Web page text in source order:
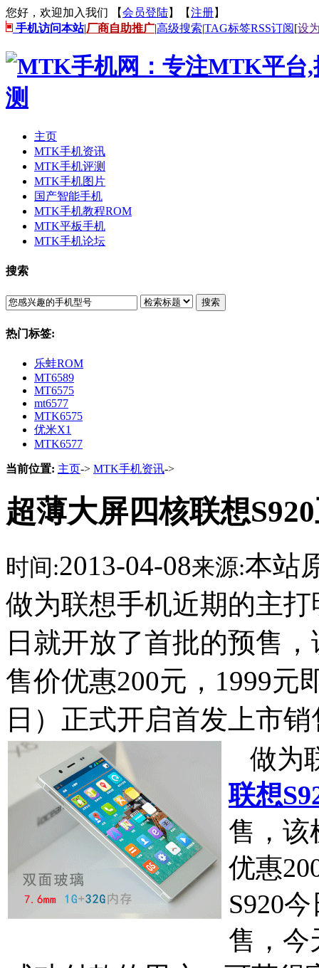
您好，欢迎加入我们 【会员登陆】【注册】
手机访问本站|厂商自助推广|高级搜索|TAG标签RSS订阅[设
主页
MTK手机资讯
MTK手机评测
MTK手机图片
国产智能手机
MTK手机教程ROM
MTK平板手机
MTK手机论坛
搜索
搜索
热门标签:
乐蛙ROM
MT6589
MT6575
mt6577
MTK6575
优米X1
MTK6577
当前位置: 主页-> MTK手机资讯->
超薄大屏四核联想
时间:2013-04-08来源:本站
做为联想手机近期的主
日就开放了首批的预售
售价优惠200元，1999元
日）正式开启首发上市
做为
联想
售，该
优惠
S920
售，今